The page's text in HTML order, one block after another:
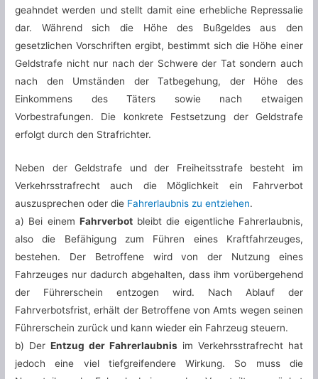
geahndet werden und stellt damit eine erhebliche Repressalie
dar. Während sich die Höhe des Bußgeldes aus den
gesetzlichen Vorschriften ergibt, bestimmt sich die Höhe einer
Geldstrafe nicht nur nach der Schwere der Tat sondern auch
nach den Umständen der Tatbegehung, der Höhe des
Einkommens des Täters sowie nach etwaigen
Vorbestrafungen. Die konkrete Festsetzung der Geldstrafe
erfolgt durch den Strafrichter.
Neben der Geldstrafe und der Freiheitsstrafe besteht im
Verkehrsstrafrecht auch die Möglichkeit ein Fahrverbot
auszusprechen oder die Fahrerlaubnis zu entziehen.
a) Bei einem Fahrverbotbleibt die eigentliche Fahrerlaubnis,
also die Befähigung zum Führen eines Kraftfahrzeuges,
bestehen. Der Betroffene wird von der Nutzung eines
Fahrzeuges nur dadurch abgehalten, dass ihm vorübergehend
der Führerschein entzogen wird. Nach Ablauf der
Fahrverbotsfrist, erhält der Betroffene von Amts wegen seinen
Führerschein zurück und kann wieder ein Fahrzeug steuern.
b) DerEntzug der Fahrerlaubnis im Verkehrsstrafrecht hat
jedoch eine viel tiefgreifendere Wirkung. So muss die